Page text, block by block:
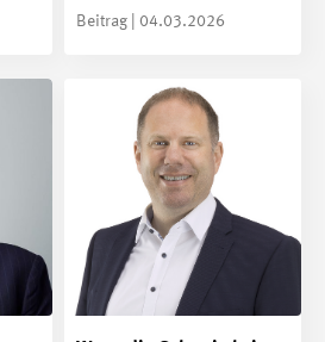
Beitrag | 04.03.2026